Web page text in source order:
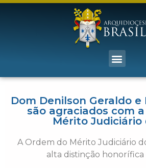
Dom Denilson Geraldo e
são agraciados com
Mérito Judiciário
A Ordem do Mérito Judiciário
alta distinção honorífica